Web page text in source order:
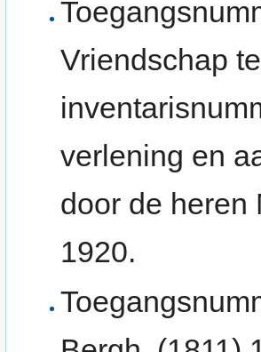
Vriendschap
verlening en
door de heren
1920.